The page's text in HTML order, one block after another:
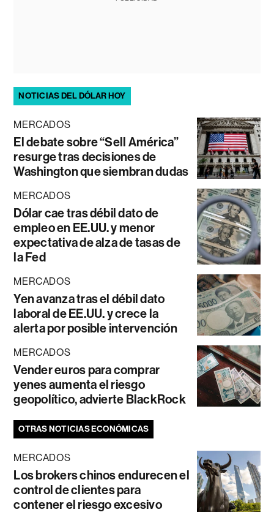
NOTICIAS DEL DÓLAR HOY
MERCADOS
El debate sobre “Sell América”
resurge tras decisiones de
Washington que siembran dudas
MERCADOS
Dólar cae tras débil dato de
empleo en EE.UU. y menor
expectativa de alza de tasas de
la Fed
MERCADOS
Yen avanza tras el débil dato
laboral de EE.UU. y crece la
alerta por posible intervención
MERCADOS
Vender euros para comprar
yenes aumenta el riesgo
geopolítico, advierte BlackRock
OTRAS NOTICIAS ECONÓMICAS
MERCADOS
Los brokers chinos endurecen el
control de clientes para
contener el riesgo excesivo